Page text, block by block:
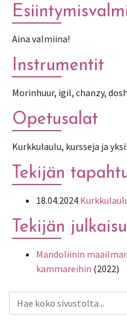
Aina valmiina!
Instrumentit
Morinhuur, igil, chanzy,
Opetusalat
Kurkkulaulu, kursseja ja
Tekijän
18.04.2024
Tekijän
Mandoliinin
kammareihin (2022)
Haku